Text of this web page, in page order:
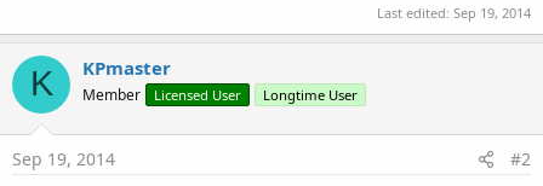
Last edited: Sep 19, 2014
K KPmaster
Member Licensed User Longtime User
Sep 19, 2014 #2